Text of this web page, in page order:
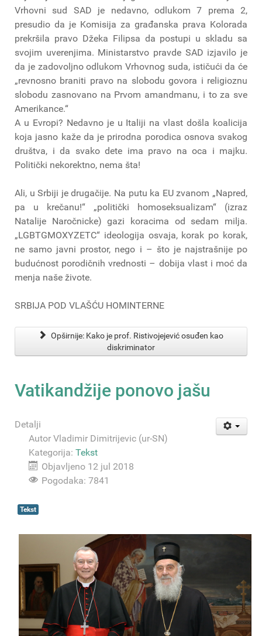
Vrhovni sud SAD je nedavno, odlukom 7 prema 2,
presudio da je Komisija za građanska prava Kolorada
prekršila pravo Džeka Filipsa da postupi u skladu sa
svojim uverenjima. Ministarstvo pravde SAD izjavilo je
da je zadovoljno odlukom Vrhovnog suda, ističući da će
„revnosno braniti pravo na slobodu govora i religioznu
slobodu zasnovano na Prvom amandmanu, i to za sve
Amerikance.“
A u Evropi? Nedavno je u Italiji na vlast došla koalicija
koja jasno kaže da je prirodna porodica osnova svakog
društva, i da svako dete ima pravo na oca i majku.
Politički nekorektno, nema šta!
Ali, u Srbiji je drugačije. Na putu ka EU zvanom „Napred,
pa u krečanu!“ „politički homoseksualizam“ (izraz
Natalije Naročnicke) gazi koracima od sedam milja.
„LGBTGMOXYZETC“ ideologija osvaja, korak po korak,
ne samo javni prostor, nego i – što je najstrašnije po
budućnost porodičnih vrednosti – dobija vlast i moć da
menja naše živote.
SRBIJA POD VLAŠĆU HOMINTERNE
Opširnije: Kako je prof. Ristivojejević osuđen kao
diskriminator
Vatikandžije ponovo jašu
Detalji
Autor Vladimir Dimitrijevic (ur-SN)
Kategorija: Tekst
Objavljeno 12 jul 2018
Pogodaka: 7841
Tekst